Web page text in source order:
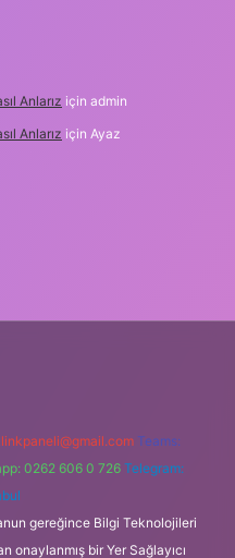
Anlarız için admin
Anlarız için Ayaz
Teams:
0262 606 0 726 Telegram:
gereğince Bilgi Teknolojileri
onaylanmış bir Yer Sağlayıcı